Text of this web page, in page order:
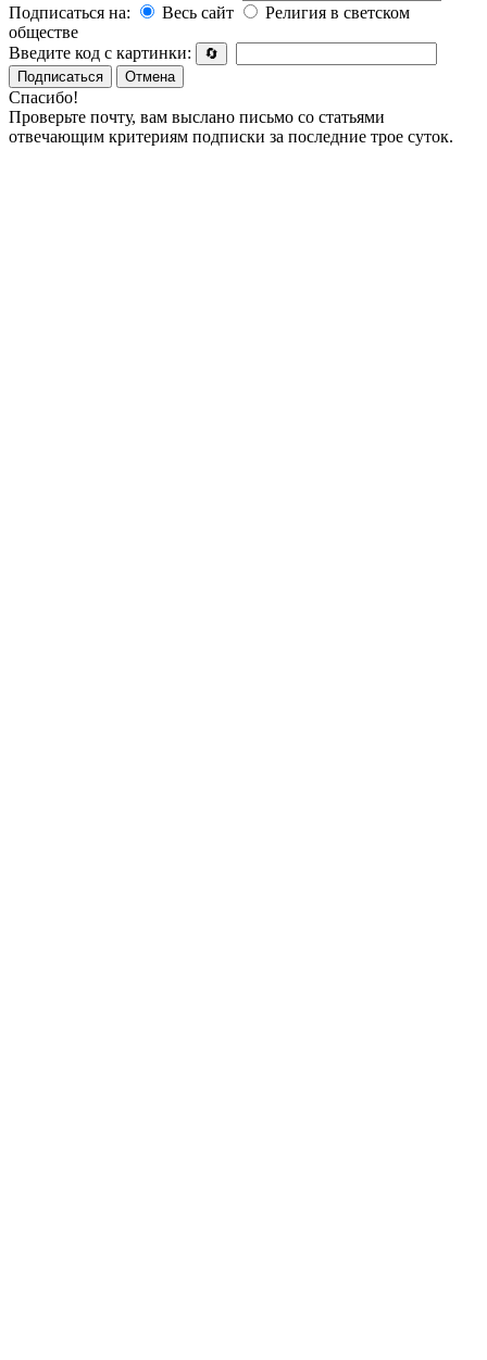
Подписаться на:
Весь сайт
Религия в светском
обществе
Введите код с картинки:
🔄
Подписаться
Отмена
Спасибо!
Проверьте почту, вам выслано письмо со статьями
отвечающим критериям подписки за последние трое суток.